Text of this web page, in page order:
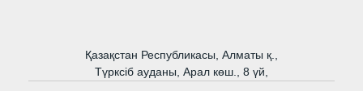
Қазақстан Республикасы, Алматы қ.,
Түрксіб ауданы, Арал көш., 8 үй,